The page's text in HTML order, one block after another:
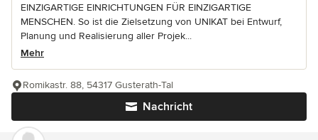
EINZIGARTIGE EINRICHTUNGEN FÜR EINZIGARTIGE
MENSCHEN. So ist die Zielsetzung von UNIKAT bei Entwurf,
Planung und Realisierung aller Projek...
Mehr
Nachricht
Romikastr. 88, 54317 Gusterath-Tal